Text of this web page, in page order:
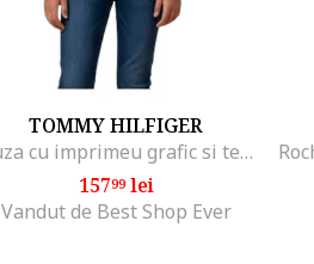
TOMMY HILFIGER
Bluza cu imprimeu grafic si text,
15799lei
Vandut de Best Shop Ever